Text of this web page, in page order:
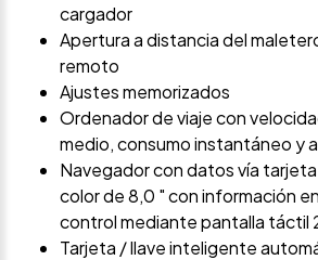
cargador
Apertura a distancia del
remoto
Ajustes memorizados
Ordenador de viaje con
medio, consumo instantáneo y
Navegador con datos vía
color de 8,0 " con información
control mediante pantalla táctil
Tarjeta / llave inteligente